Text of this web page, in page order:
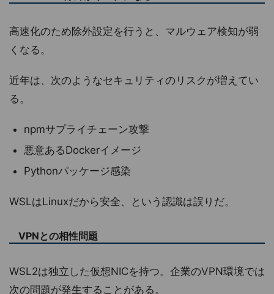
高速化のため除外設定を行うと、マルウェア検知が弱
くなる。
近年は、次のようなセキュリティのリスクが増えてい
る。
npmサプライチェーン攻撃
悪意あるDockerイメージ
Pythonパッケージ感染
WSLはLinuxだから安全、という認識は誤りだ。
VPNとの相性問題
WSL2は独立した仮想NICを持つ。企業のVPN環境では
次の問題が発生することがある。